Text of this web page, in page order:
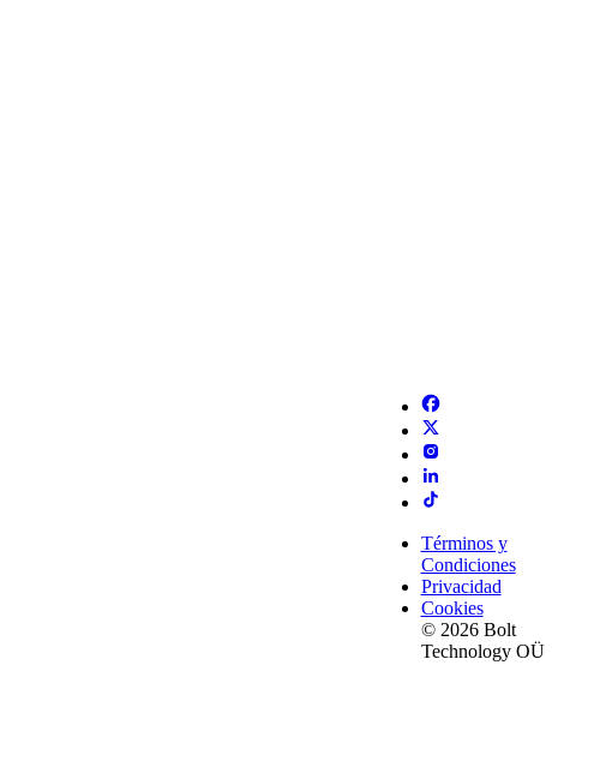
Términos y
Condiciones
Privacidad
Cookies
© 2026 Bolt
Technology OÜ